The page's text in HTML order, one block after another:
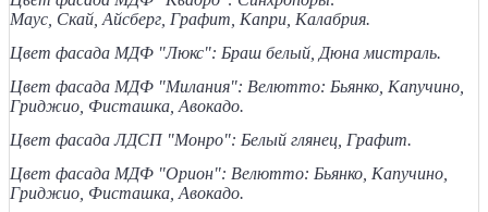
Маус, Скай, Айсберг, Графит, Капри, Калабрия.
Цвет фасада МДФ "Люкс": Браш белый, Дюна мистраль.
Цвет фасада МДФ "Милания": Велютто: Бьянко, Капучино,
Гриджио, Фисташка, Авокадо.
Цвет фасада ЛДСП "Монро": Белый глянец, Графит.
Цвет фасада МДФ "Орион": Велютто: Бьянко, Капучино,
Гриджио, Фисташка, Авокадо.